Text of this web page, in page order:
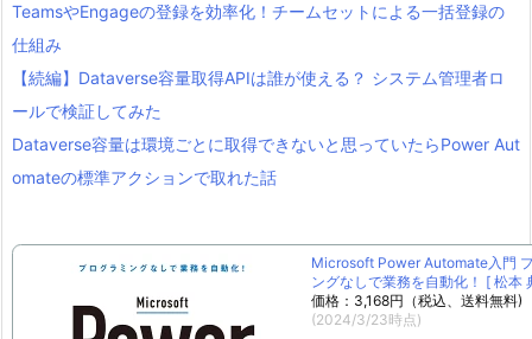
TeamsやEngageの登録を効率化！チームセットによる一括登録の
仕組み
【続編】Dataverse容量取得APIは誰が使える？ システム管理者ロ
ールで検証してみた
Dataverse容量は環境ごとに取得できないと思っていたらPower Aut
omateの標準アクションで取れた話
Microsoft Power Automate入門
ングなしで業務を自動化！ [ 松本
価格：3,168円（税込、送料無料)
(2024/3/23時点)